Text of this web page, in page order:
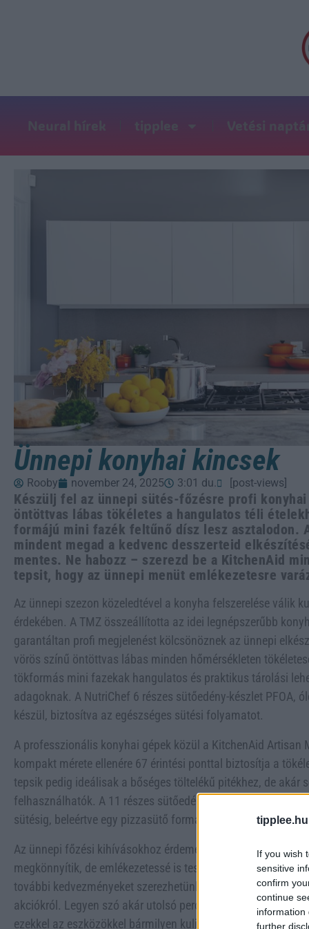
If you wish
sensitive
confirm
continue
information
further
Neural hírek tipplee Vetési
Ünnepi konyhai kincsek
Rooby november 24, 2025 3:01 du. [post-views]
Készülj fel az ünnepi sütés-főzésre profi
öntöttvas lábas tökéletes a hangulatos téli
formájú mini fazék feltűnő dísz lesz asztalodon.
mindent megad a kedvenc desszerteid
mentes. Ne habozz – szerezd be a KitchenAid
tepsit, hogy az ünnepi menüt emlékezetesre
Az ünnepi szezon közeledtével a konyha felszerelése válik
érdekében. A TMZ összeállította az idei legnépszerűbb
garantáltan profi megjelenést kölcsönöznek az ünnepi
vörös színű öntöttvas lábas minden hőmérsékleten
tökformás mini fazekak hangulatos és praktikus tárolási
adagoknak. A NutriChef 6 részes sütőedény-készlet PFOA,
készül, biztosítva az egészséges sütési folyamatot.
A professzionális konyhai gépek közül a KitchenAid Artisan
kompakt mérete ellenére 67 érintési ponttal biztosítja a
tepsik pedig ideálisak a bőséges töltelékű pitékhez, de akár
felhasználhatók. A 11 részes sütőedény-készlet minden
sütésig, beleértve egy pizzasütő formát is – mert
Az ünnepi főzési kihívásokhoz érdemes időben felkészülni,
megkönnyítik, de emlékezetessé is teszik a főzési
további kedvezményeket szerezhetünk, így karácsonyra
akciókról. Legyen szó akár utolsó percű vendégvárásról,
ezekkel az eszközökkel bármilyen kulináris kihívás